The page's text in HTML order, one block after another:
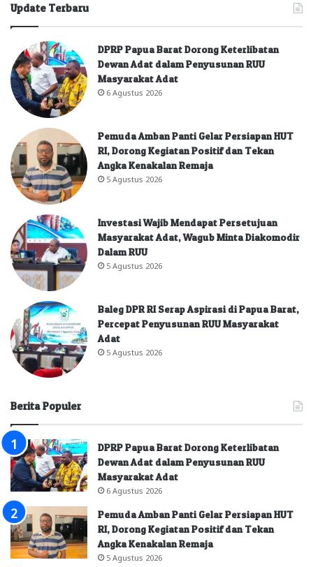
Update Terbaru
DPRP Papua Barat Dorong Keterlibatan
Dewan Adat dalam Penyusunan RUU
Masyarakat Adat
6 Agustus 2026
Pemuda Amban Panti Gelar Persiapan HUT
RI, Dorong Kegiatan Positif dan Tekan
Angka Kenakalan Remaja
5 Agustus 2026
Investasi Wajib Mendapat Persetujuan
Masyarakat Adat, Wagub Minta Diakomodir
Dalam RUU
5 Agustus 2026
Baleg DPR RI Serap Aspirasi di Papua Barat,
Percepat Penyusunan RUU Masyarakat
Adat
5 Agustus 2026
Berita Populer
DPRP Papua Barat Dorong Keterlibatan
Dewan Adat dalam Penyusunan RUU
Masyarakat Adat
6 Agustus 2026
Pemuda Amban Panti Gelar Persiapan HUT
RI, Dorong Kegiatan Positif dan Tekan
Angka Kenakalan Remaja
5 Agustus 2026